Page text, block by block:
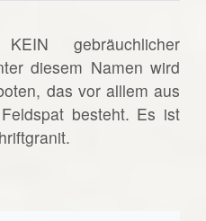
gebräuchlicher
diesem Namen wird
das vor alllem aus
besteht. Es ist